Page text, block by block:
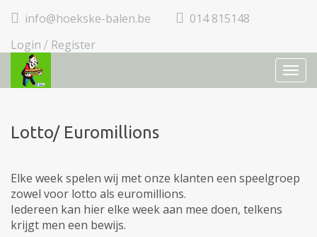
info@hoekske-balen.be
014 815148
Login
Register
Lotto/ Euromillions
Elke week spelen wij met onze klanten een speelgroep
zowel voor lotto als euromillions.
Iedereen kan hier elke week aan mee doen, telkens
krijgt men een bewijs.